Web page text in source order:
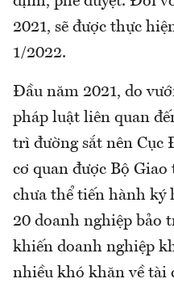
2021, sẽ được thực
1/2022.
Đầu năm 2021, do
pháp luật liên quan
trì đường sắt nên Cục
cơ quan được Bộ
chưa thể tiến hành ký
20 doanh nghiệp bảo
khiến doanh nghiệp
nhiều khó khăn về tài